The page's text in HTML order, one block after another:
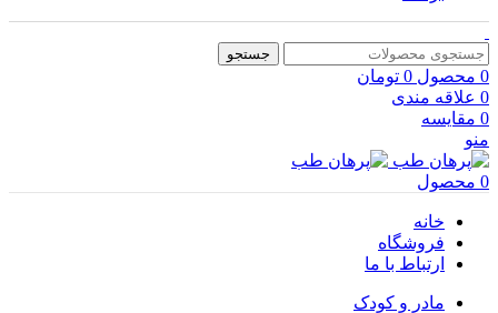
جستجو
0 محصول 0 تومان
0 علاقه مندی
0 مقایسه
منو
0 محصول
خانه
فروشگاه
ارتباط با ما
مادر و کودک